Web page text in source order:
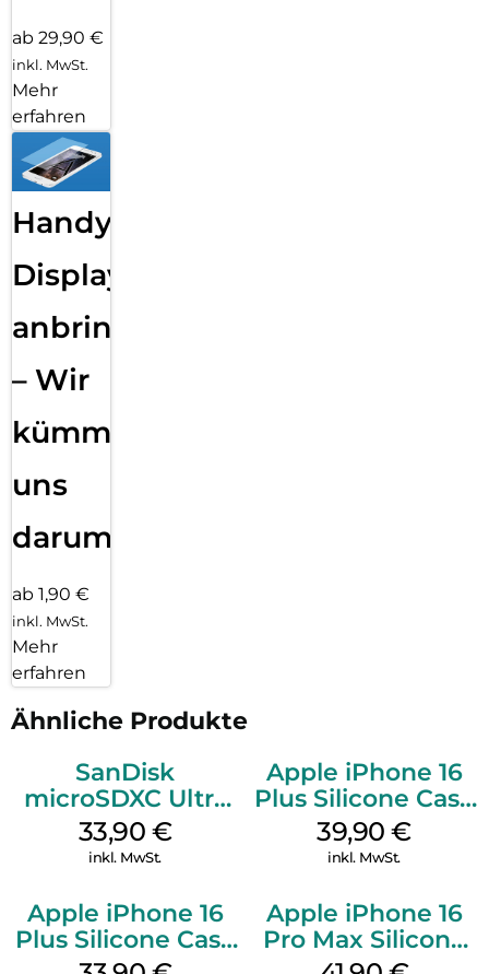
ab 29,90 €
inkl. MwSt.
Mehr
erfahren
Handy
Displayfolie
anbringen
– Wir
kümmern
uns
darum!
ab 1,90 €
inkl. MwSt.
Mehr
erfahren
Ähnliche Produkte
SanDisk
microSDXC Ultra
128 GB + Adapter
Mobile
33,90 €
inkl. MwSt.
Apple iPhone 16
Plus Silicone Case
MagSafe Plum
39,90€
inkl. MwSt.
Apple iPhone 16
Plus Silicone Case
MagSafe Lake
Apple iPhone 16
Pro Max Silicone
Case MagSafe